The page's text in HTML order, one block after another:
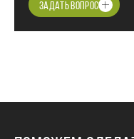
ЗАДАТЬ ВОПРОС